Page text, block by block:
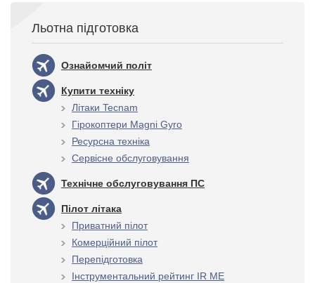
Льотна підготовка
Ознайомчий політ
Купити техніку
Літаки Tecnam
Гірокоптери Magni Gyro
Ресурсна техніка
Сервісне обслуговування
Технічне обслуговування ПС
Пілот літака
Приватний пілот
Комерційний пілот
Перепідготовка
Інструментальний рейтинг IR ME